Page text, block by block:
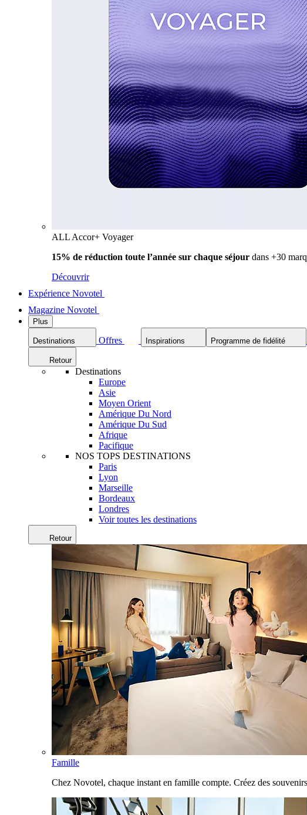
ALL Accor+ Voyager
15% de réduction toute l’année sur chaque séjour dans +30
Découvrir
Expérience Novotel
Magazine Novotel
Plus
Destinations Offres Inspirations Programme de fidélité
Retour
Destinations
Europe
Asie
Moyen Orient
Amérique Du Nord
Amérique Du Sud
Afrique
Pacifique
NOS TOPS DESTINATIONS
Paris
Lyon
Marseille
Bordeaux
Londres
Voir toutes les destinations
Retour
Famille
Chez Novotel, chaque instant en famille compte. Créez des